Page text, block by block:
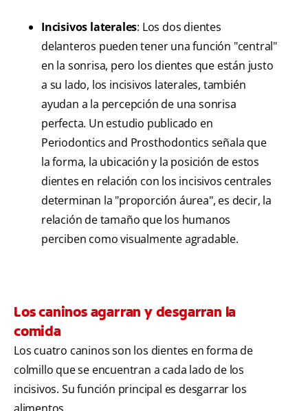
Incisivos laterales: Los dos dientes
delanteros pueden tener una función "central"
en la sonrisa, pero los dientes que están justo
a su lado, los incisivos laterales, también
ayudan a la percepción de una sonrisa
perfecta. Un estudio publicado en
Periodontics and Prosthodontics señala que
la forma, la ubicación y la posición de estos
dientes en relación con los incisivos centrales
determinan la "proporción áurea", es decir, la
relación de tamaño que los humanos
perciben como visualmente agradable.
Los caninos agarran y desgarran la
comida
Los cuatro caninos son los dientes en forma de
colmillo que se encuentran a cada lado de los
incisivos. Su función principal es desgarrar los